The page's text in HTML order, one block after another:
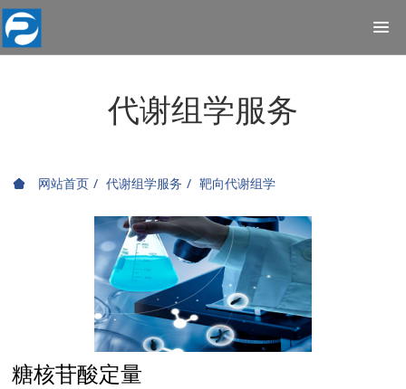
代谢组学服务
网站首页 代谢组学服务 靶向代谢组学
糖核苷酸定量